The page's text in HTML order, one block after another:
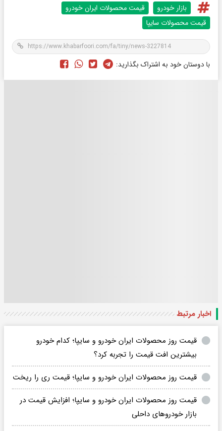
بازار خودرو
قیمت محصولات ایران خودرو
قیمت محصولات سایپا
با دوستان خود به اشتراک بگذارید:
اخبار مرتبط
قیمت روز محصولات ایران خودرو و سایپا؛ کدام خودرو
بیشترین افت قیمت را تجربه کرد؟
قیمت روز محصولات ایران خودرو و سایپا؛ قیمت ری را ریخت
قیمت روز محصولات ایران خودرو و سایپا؛ افزایش قیمت در
بازار خودروهای داحلی